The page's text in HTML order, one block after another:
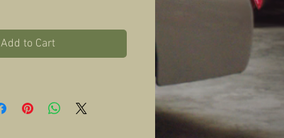
Add to Cart